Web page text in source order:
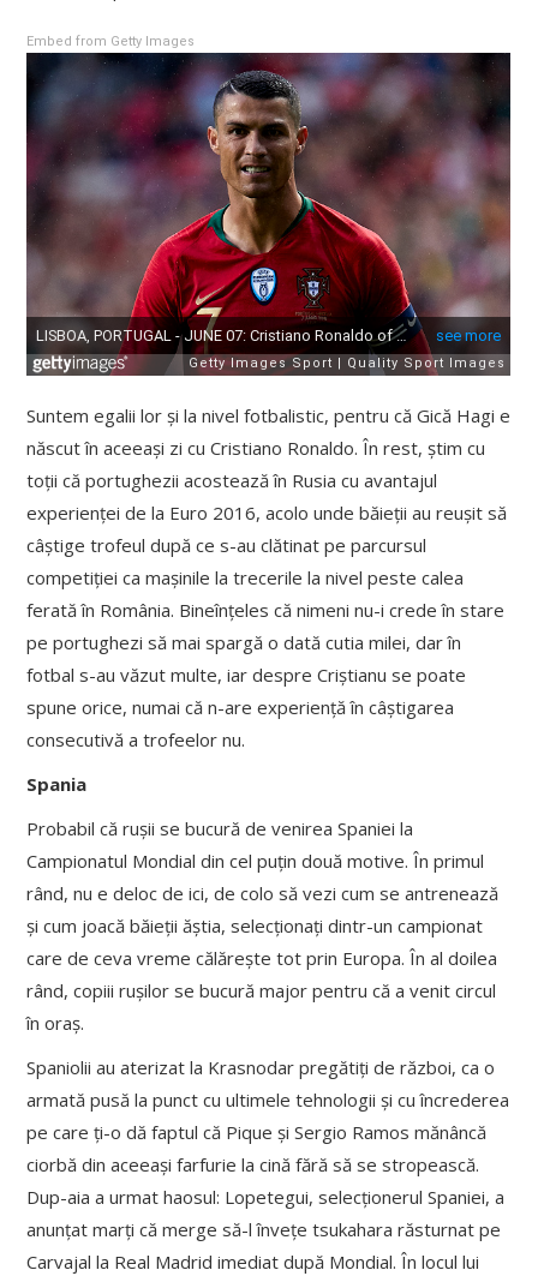
Embed from Getty Images
Suntem egalii lor și la nivel fotbalistic, pentru că Gică Hagi e
născut în aceeași zi cu Cristiano Ronaldo. În rest, știm cu
toții că portughezii acostează în Rusia cu avantajul
experienței de la Euro 2016, acolo unde băieții au reușit să
câștige trofeul după ce s-au clătinat pe parcursul
competiției ca mașinile la trecerile la nivel peste calea
ferată în România. Bineînțeles că nimeni nu-i crede în stare
pe portughezi să mai spargă o dată cutia milei, dar în
fotbal s-au văzut multe, iar despre Criștianu se poate
spune orice, numai că n-are experiență în câștigarea
consecutivă a trofeelor nu.
Spania
Probabil că rușii se bucură de venirea Spaniei la
Campionatul Mondial din cel puțin două motive. În primul
rând, nu e deloc de ici, de colo să vezi cum se antrenează
și cum joacă băieții ăștia, selecționați dintr-un campionat
care de ceva vreme călărește tot prin Europa. În al doilea
rând, copiii rușilor se bucură major pentru că a venit circul
în oraș.
Spaniolii au aterizat la Krasnodar pregătiți de război, ca o
armată pusă la punct cu ultimele tehnologii și cu încrederea
pe care ți-o dă faptul că Pique și Sergio Ramos mănâncă
ciorbă din aceeași farfurie la cină fără să se stropească.
Dup-aia a urmat haosul: Lopetegui, selecționerul Spaniei, a
anunțat marți că merge să-l învețe tsukahara răsturnat pe
Carvajal la Real Madrid imediat după Mondial. În locul lui